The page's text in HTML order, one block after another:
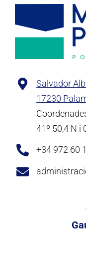
Salvador
17230
41º 50,4 N i
+34 972 60